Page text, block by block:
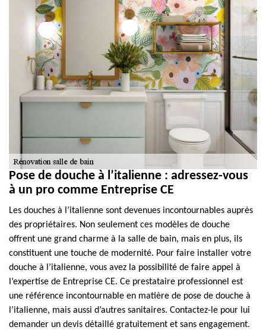
Pose de douche à l’italienne : adressez-vous
à un pro comme Entreprise CE
Les douches à l’italienne sont devenues incontournables auprès
des propriétaires. Non seulement ces modèles de douche
offrent une grand charme à la salle de bain, mais en plus, ils
constituent une touche de modernité. Pour faire installer votre
douche à l’italienne, vous avez la possibilité de faire appel à
l’expertise de Entreprise CE. Ce prestataire professionnel est
une référence incontournable en matière de pose de douche à
l’italienne, mais aussi d’autres sanitaires. Contactez-le pour lui
demander un devis détaillé gratuitement et sans engagement.